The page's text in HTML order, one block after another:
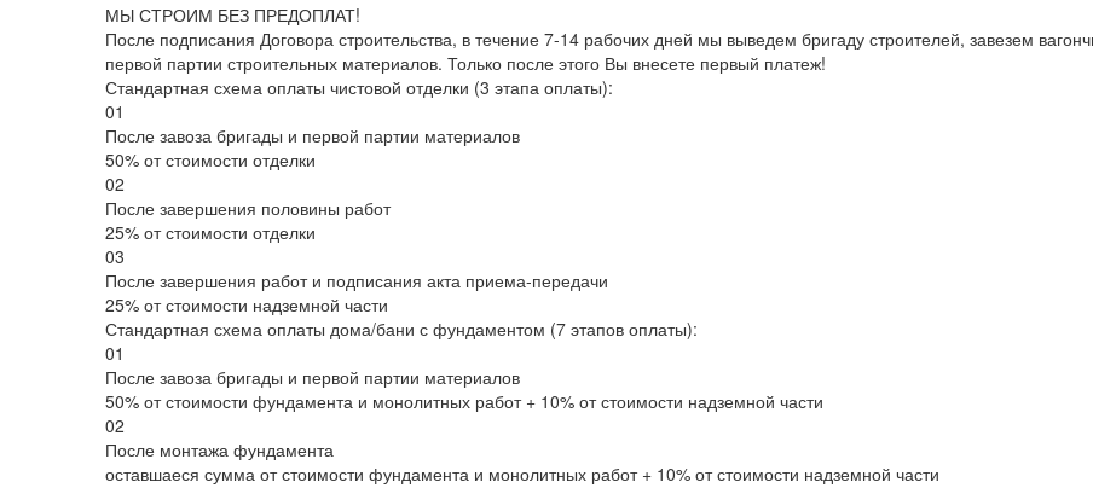
МЫ СТРОИМ БЕЗ ПРЕДОПЛАТ!
После подписания Договора строительства, в течение 7-14 рабочих дней мы выведем бригаду строителей, завезем
первой партии строительных материалов. Только после этого Вы внесете первый платеж!
Стандартная схема оплаты чистовой отделки (3 этапа оплаты):
01
После завоза бригады и первой партии материалов
50% от стоимости отделки
02
После завершения половины работ
25% от стоимости отделки
03
После завершения работ и подписания акта приема-передачи
25% от стоимости надземной части
Стандартная схема оплаты дома/бани с фундаментом (7 этапов оплаты):
01
После завоза бригады и первой партии материалов
50% от стоимости фундамента и монолитных работ + 10% от стоимости надземной части
02
После монтажа фундамента
оставшаеся сумма от стоимости фундамента и монолитных работ + 10% от стоимости надземной части